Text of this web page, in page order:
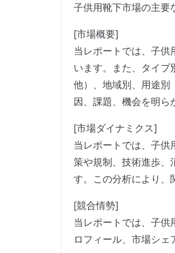
子供用靴下市場の主要
[市場概要]
当レポートでは、子供
います。また、タイ
他）、地域別、用途別
因、課題、機会を明ら
[市場ダイナミクス]
当レポートでは、子供
策や規制、技術進歩、
す。この分析により、
[競合情勢]
当レポートでは、子
ロフィール、市場シェ